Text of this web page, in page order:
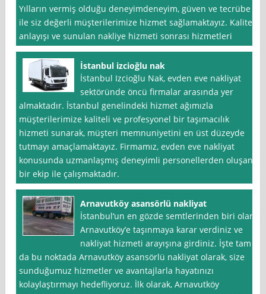
Yılların vermiş olduğu deneyimdeneyim, güven ve tecrübe
ile siz değerli müşterilerimize hizmet sağlamaktayız. Kalite
anlayışı ve sunulan nakliye hizmeti sonrası hizmetleri
İstanbul izcioğlu nak
İstanbul Izcioğlu Nak, evden eve nakliyat
sektöründe öncü firmalar arasında yer
almaktadır. İstanbul genelindeki hizmet ağımızla
müşterilerimize kaliteli ve profesyonel bir taşımacılık
hizmeti sunarak, müşteri memnuniyetini en üst düzeyde
tutmayı amaçlamaktayız. Firmamız, evden eve nakliyat
konusunda uzmanlaşmış deneyimli personellerden oluşan
bir ekip ile çalışmaktadır.
Arnavutköy asansörlü nakliyat
İstanbul‘un en gözde semtlerinden biri olan
Arnavutköy’e taşınmaya karar verdiniz ve
nakliyat hizmeti arayışına girdiniz. İşte tam
da bu noktada Arnavutköy asansörlü nakliyat olarak, size
sunduğumuz hizmetler ve avantajlarla hayatınızı
kolaylaştırmayı hedefliyoruz. İlk olarak, Arnavutköy